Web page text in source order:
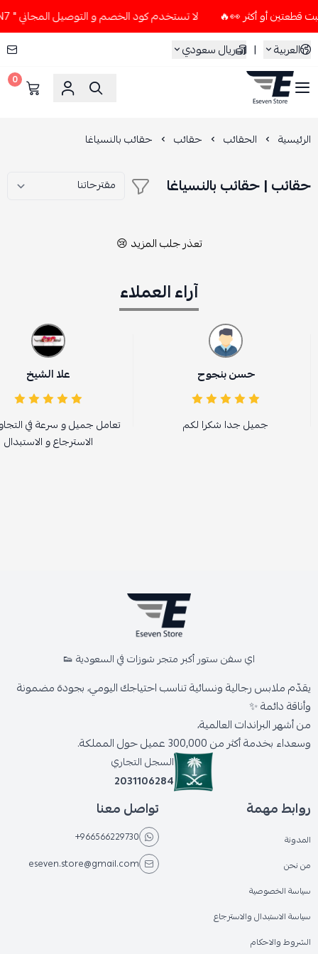
لا تستخدم كود الخصم و التوصيل المجاني " N7 " إلا إذا طلبت قطعتين أو أكثر 👀🔥
العربية
| ريال سعودي
ESEVEN STORE
0
الرئيسية الحقائب حقائب حقائب بالنسياغا
حقائب | حقائب بالنسياغا
تعذر جلب المزيد 😢
آراء العملاء
حسن بنجوح
جميل جدا شكرا لكم
علا الشيخ
تعامل جميل و سرعة في
الاسترجاع و الاستبدال
اي سفن ستور أكبر متجر شوزات في السعودية 👟
يقدّم ملابس رجالية ونسائية تناسب احتياجك اليومي، بجودة مضمونة
وأناقة دائمة ✨
من أشهر البراندات العالمية،
وسعداء بخدمة أكثر من 300,000 عميل حول المملكة.
السجل التجاري
2031106284
روابط مهمة
المدونة
من نحن
سياسة الخصوصية
سياسة الاستبدال والاسترجاع
الشروط والاحكام
تواصل معنا
+966566229730
eseven.store@gmail.com